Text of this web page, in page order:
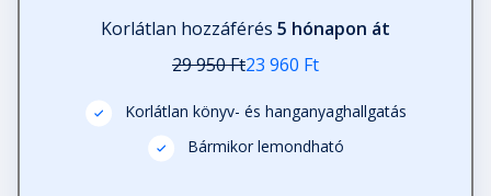
Korlátlan hozzáférés 5 hónapon át
29 950 Ft23 960 Ft
Korlátlan könyv- és hanganyaghallgatás
Bármikor lemondható